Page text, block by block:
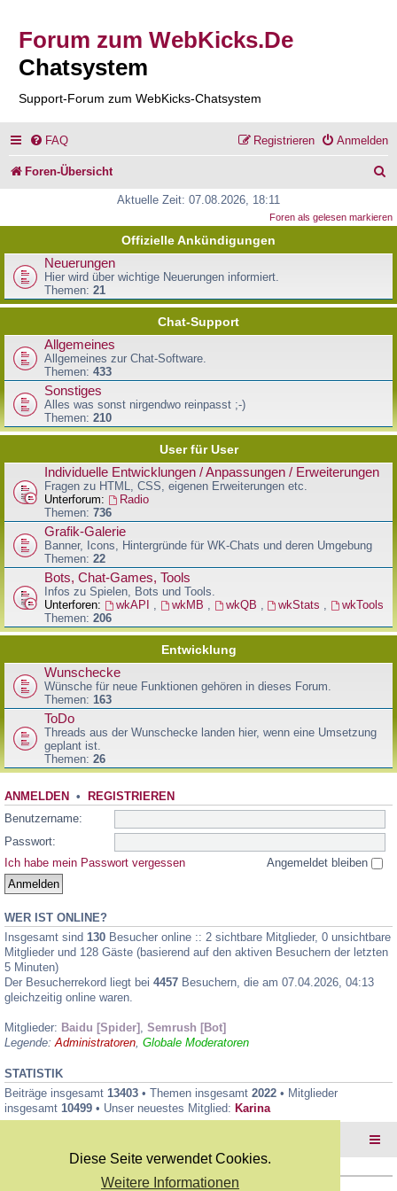
Diese Seite verwendet Cookies.
Weitere Informationen
Forum zum WebKicks.De
Chatsystem
Support-Forum zum WebKicks-Chatsystem
FAQ Anmelden
Registrieren
Foren-Übersicht
c
Aktuelle Zeit: 07.08.2026, 18:11
Foren als gelesen markieren
Offizielle Ankündigungen
Neuerungen
Hier wird über wichtige Neuerungen informiert.
Themen: 21
Chat-Support
Allgemeines
Allgemeines zur Chat-Software.
Themen: 433
Sonstiges
Alles was sonst nirgendwo reinpasst ;-)
Themen: 210
User für User
Individuelle Entwicklungen / Anpassungen / Erweiterungen
Fragen zu HTML, CSS, eigenen Erweiterungen etc.
Unterforum:
Radio
Themen: 736
Grafik-Galerie
Banner, Icons, Hintergründe für WK-Chats und deren Umgebung
Themen: 22
Bots, Chat-Games, Tools
Infos zu Spielen, Bots und Tools.
Unterforen:
wkAPI , wkMB , wkQB , wkStats ,
wkTools
Themen: 206
Entwicklung
Wunschecke
Wünsche für neue Funktionen gehören in dieses Forum.
Themen: 163
ToDo
Threads aus der Wunschecke landen hier, wenn eine Umsetzung
geplant ist.
Themen: 26
ANMELDEN • REGISTRIEREN
Benutzername:
Passwort:
Ich habe mein Passwort vergessen
Angemeldet bleiben
WER IST ONLINE?
Insgesamt sind 130 Besucher online :: 2 sichtbare Mitglieder, 0 unsichtbare
Mitglieder und 128 Gäste (basierend auf den aktiven Besuchern der letzten
5 Minuten)
Der Besucherrekord liegt bei 4457 Besuchern, die am 07.04.2026, 04:13
gleichzeitig online waren.
Mitglieder: Baidu [Spider] , Semrush [Bot]
Legende:Administratoren, Globale Moderatoren
STATISTIK
Beiträge insgesamt 13403 • Themen insgesamt 2022 • Mitglieder
insgesamt 10499 • Unser neuestes Mitglied: Karina